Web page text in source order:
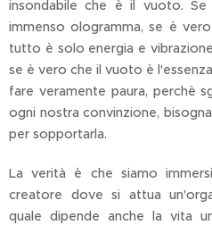
insondabile che è il vuoto.
immenso ologramma, se è
tutto è solo energia e
se è vero che il vuoto è
fare veramente paura, perchè
ogni nostra convinzione,
per sopportarla.
La verità è che siamo
creatore dove si attua
quale dipende anche la vita